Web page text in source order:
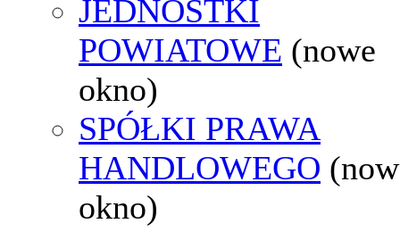
JEDNOSTKI
POWIATOWE (nowe
okno)
SPÓŁKI PRAWA
HANDLOWEGO
okno)